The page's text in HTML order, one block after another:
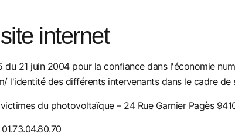
internet
21 juin 2004 pour la confiance dans l'économie
l'identité des différents intervenants dans le cadre de
du photovoltaïque – 24 Rue Garnier Pagès